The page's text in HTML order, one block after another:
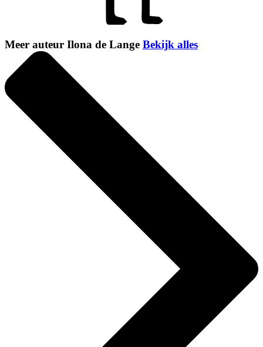
Meer auteur Ilona de Lange Bekijk alles